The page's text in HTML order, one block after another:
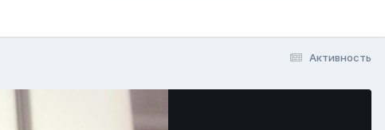
Активность